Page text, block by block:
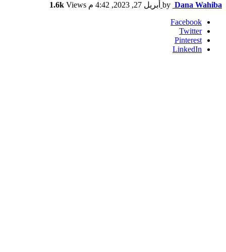
by Dana Wahiba أبريل 27, 2023, 4:42 م 1.6k Views
Facebook
Twitter
Pinterest
LinkedIn